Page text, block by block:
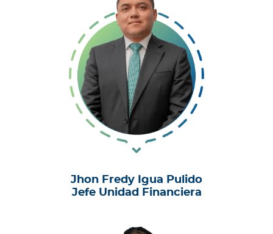
Jhon Fredy Igua Pulido
Jefe Unidad Financiera